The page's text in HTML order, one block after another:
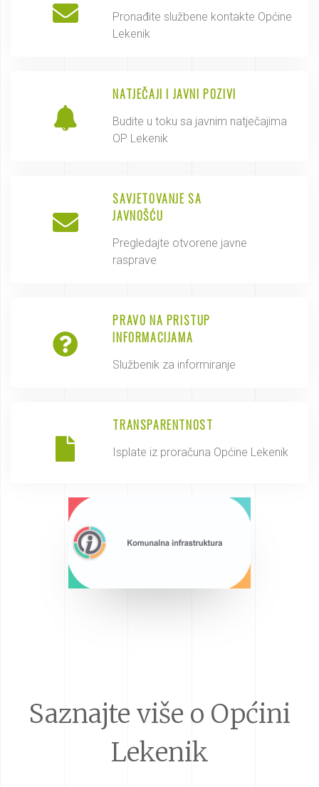
Pronađite službene kontakte Općine
Lekenik
NATJEČAJI I JAVNI POZIVI
Budite u toku sa javnim natječajima
OP Lekenik
SAVJETOVANJE SA
JAVNOŠĆU
Pregledajte otvorene javne
rasprave
PRAVO NA PRISTUP
INFORMACIJAMA
Službenik za informiranje
TRANSPARENTNOST
Isplate iz proračuna Općine Lekenik
Saznajte više o Općini
Lekenik